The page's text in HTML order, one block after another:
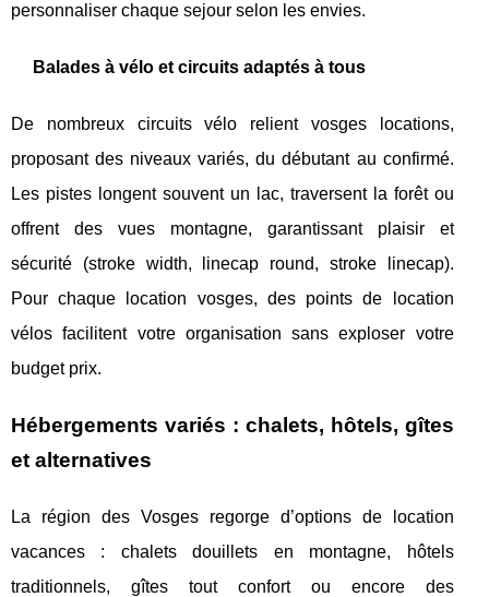
personnaliser chaque sejour selon les envies.
Balades à vélo et circuits adaptés à tous
De nombreux circuits vélo relient vosges locations,
proposant des niveaux variés, du débutant au confirmé.
Les pistes longent souvent un lac, traversent la forêt ou
offrent des vues montagne, garantissant plaisir et
sécurité (stroke width, linecap round, stroke linecap).
Pour chaque location vosges, des points de location
vélos facilitent votre organisation sans exploser votre
budget prix.
Hébergements variés : chalets, hôtels, gîtes
et alternatives
La région des Vosges regorge d’options de location
vacances : chalets douillets en montagne, hôtels
traditionnels, gîtes tout confort ou encore des